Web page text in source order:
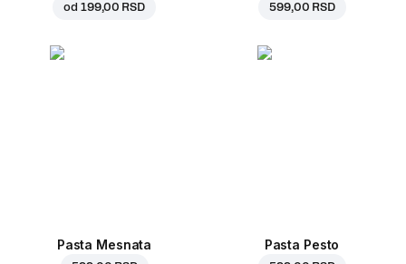
od 199,00 RSD 599,00 RSD
Pasta Mesnata Pasta Pesto